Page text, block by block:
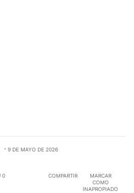
9 DE MAYO DE 2026
0 COMPARTIR
MARCAR
COMO
INAPROPIADO